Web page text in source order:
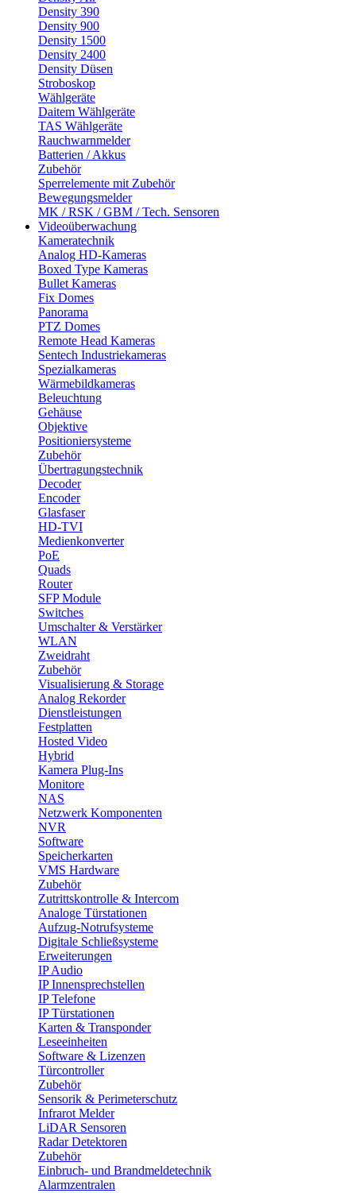
Density 390
Density 900
Density 1500
Density 2400
Density Düsen
Stroboskop
Wählgeräte
Daitem Wählgeräte
TAS Wählgeräte
Rauchwarnmelder
Batterien / Akkus
Zubehör
Sperrelemente mit Zubehör
Bewegungsmelder
MK / RSK / GBM / Tech. Sensoren
Videoüberwachung
Kameratechnik
Analog HD-Kameras
Boxed Type Kameras
Bullet Kameras
Fix Domes
Panorama
PTZ Domes
Remote Head Kameras
Sentech Industriekameras
Spezialkameras
Wärmebildkameras
Beleuchtung
Gehäuse
Objektive
Positioniersysteme
Zubehör
Übertragungstechnik
Decoder
Encoder
Glasfaser
HD-TVI
Medienkonverter
PoE
Quads
Router
SFP Module
Switches
Umschalter & Verstärker
WLAN
Zweidraht
Zubehör
Visualisierung & Storage
Analog Rekorder
Dienstleistungen
Festplatten
Hosted Video
Hybrid
Kamera Plug-Ins
Monitore
NAS
Netzwerk Komponenten
NVR
Software
Speicherkarten
VMS Hardware
Zubehör
Zutrittskontrolle & Intercom
Analoge Türstationen
Aufzug-Notrufsysteme
Digitale Schließsysteme
Erweiterungen
IP Audio
IP Innensprechstellen
IP Telefone
IP Türstationen
Karten & Transponder
Leseeinheiten
Software & Lizenzen
Türcontroller
Zubehör
Sensorik & Perimeterschutz
Infrarot Melder
LiDAR Sensoren
Radar Detektoren
Zubehör
Einbruch- und Brandmeldetechnik
Alarmzentralen